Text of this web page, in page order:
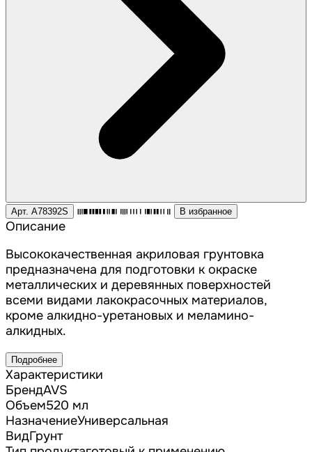
Арт. A78392S В избранное
Описание
Высококачественная акриловая грунтовка
предназначена для подготовки к окраске
металлических и деревянных поверхностей
всеми видами лакокрасочных материалов,
кроме алкидно-уретановых и меламино-
алкидных.
Подробнее
Характеристики
БрендAVS
Объем520 мл
НазначениеУниверсальная
ВидГрунт